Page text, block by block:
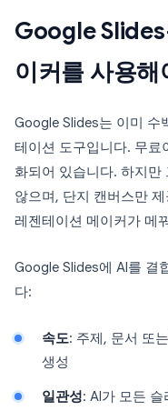
Google Slides
이커를 사용
Google Slides는 이미 수
테이션 도구입니다. 무료
화되어 있습니다. 하지만
않으며, 단지 캔버스만
레젠테이션 메이커가 메
Google Slides에 AI를 결
다:
속도: 주제, 문서 또
생성
일관성: AI가 모든